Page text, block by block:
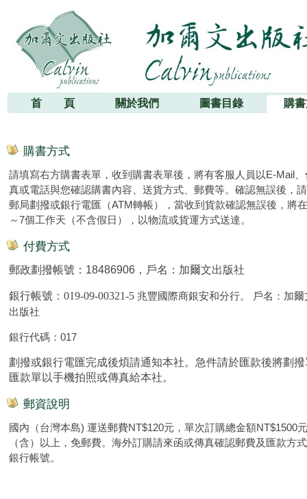
加爾文出版社
首 頁 關於我們 圖書目錄 購
購書方式
請填寫右方購書表單，收到購書表單後，將有客服人員以E-Mail、
真或電話與您確認購書內容、送貨方式、郵費等。確認無誤後，
郵局劃撥或銀行電匯（ATM轉帳），當收到貨款確認無誤後，將
～7個工作天（不含假日），以物流或貨運方式送達。
付費方式
郵政劃撥帳號：18486906，戶名：加爾文出版社
銀行帳號： 019-09-00321-5 兆豐國際商銀安和分行。 戶名：加爾
出版社
銀行代碼：017
劃撥或銀行電匯完成後煩請通知本社。急件請於匯款後將劃撥
匯款單以手機拍照或傳真給本社。
郵資說明
國內（台灣本島) 運送郵費NT$120元，單次訂購總金額NT$1500元
（含）以上，免郵費。海外訂購請來函或傳真確認郵費及匯款方
銀行帳號。